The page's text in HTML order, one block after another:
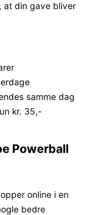
at din gave bliver
samme dag
kr. 35,-
Powerball
online i en
bedre